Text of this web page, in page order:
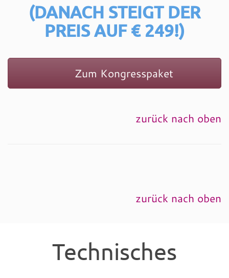
(DANACH STEIGT DER
PREIS AUF € 249!)
Zum Kongresspaket
zurück nach oben
zurück nach oben
Technisches